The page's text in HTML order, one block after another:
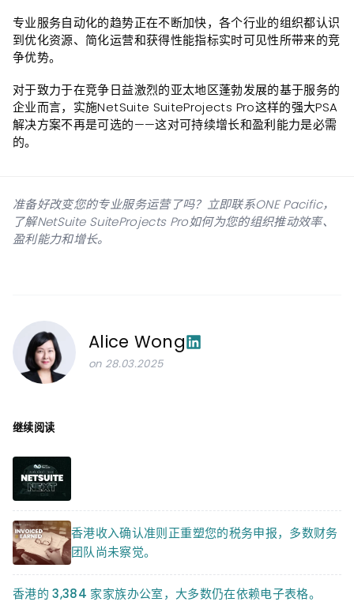
专业服务自动化的趋势正在不断加快，各个行业的组织都认识
到优化资源、简化运营和获得性能指标实时可见性所带来的竞
争优势。
对于致力于在竞争日益激烈的亚太地区蓬勃发展的基于服务的
企业而言，实施NetSuite SuiteProjects Pro这样的强大PSA
解决方案不再是可选的——这对可持续增长和盈利能力是必需
的。
准备好改变您的专业服务运营了吗？立即联系ONE Pacific，
了解NetSuite SuiteProjects Pro如何为您的组织推动效率、
盈利能力和增长。
Alice Wong
on 28.03.2025
继续阅读
香港收入确认准则正重塑您的税务申报，多数财务
团队尚未察觉。
香港的 3,384 家家族办公室，大多数仍在依赖电子表格。